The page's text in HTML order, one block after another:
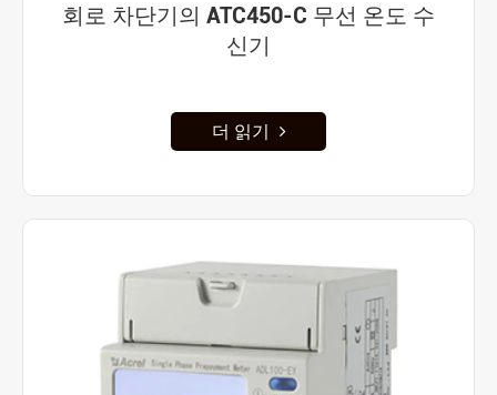
회로 차단기의 ATC450-C 무선 온도 수
신기
더 읽기